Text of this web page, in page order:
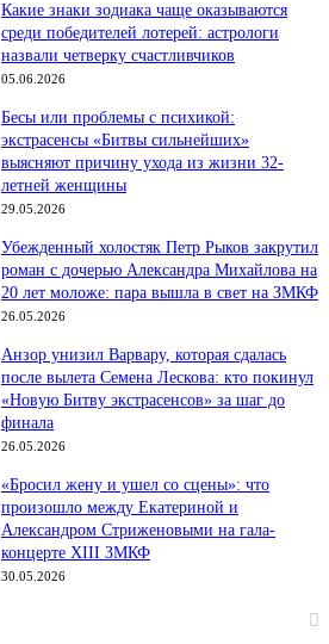
Какие знаки зодиака чаще оказываются
среди победителей лотерей: астрологи
назвали четверку счастливчиков
05.06.2026
Бесы или проблемы с психикой:
экстрасенсы «Битвы сильнейших»
выясняют причину ухода из жизни 32-
летней женщины
29.05.2026
Убежденный холостяк Петр Рыков закрутил
роман с дочерью Александра Михайлова на
20 лет моложе: пара вышла в свет на ЗМКФ
26.05.2026
Анзор унизил Варвару, которая сдалась
после вылета Семена Лескова: кто покинул
«Новую Битву экстрасенсов» за шаг до
финала
26.05.2026
«Бросил жену и ушел со сцены»: что
произошло между Екатериной и
Александром Стриженовыми на гала-
концерте XIII ЗМКФ
30.05.2026